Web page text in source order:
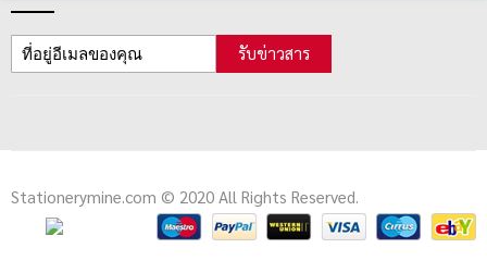
รับข่าวสาร
Stationerymine.com © 2020 All Rights Reserved.